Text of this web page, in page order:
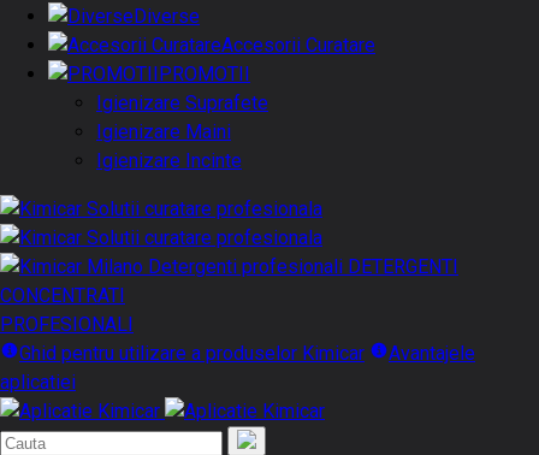
Diverse
Accesorii Curatare
PROMOTII
Igienizare Suprafete
Igienizare Maini
Igienizare Incinte
DETERGENTI
CONCENTRATI
PROFESIONALI
Ghid pentru utilizare a produselor Kimicar
Avantajele
aplicatiei